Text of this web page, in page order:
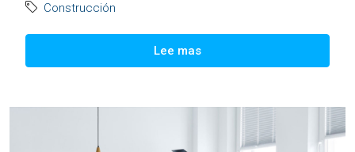
Construcción
Lee mas